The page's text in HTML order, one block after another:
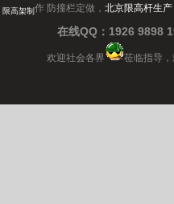
限高架制作 防撞栏定做，北京限高杆生产
在线QQ：1926 9898
欢迎社会各界 莅临指导